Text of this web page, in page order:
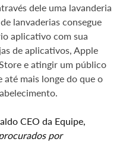
dele uma lavanderia
lanvaderias consegue
aplicativo com sua
de aplicativos, Apple
e atingir um público
até mais longe do que o
CEO da Equipe,
por